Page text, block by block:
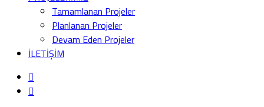
Tamamlanan Projeler
Planlanan Projeler
Devam Eden Projeler
İLETİŞİM